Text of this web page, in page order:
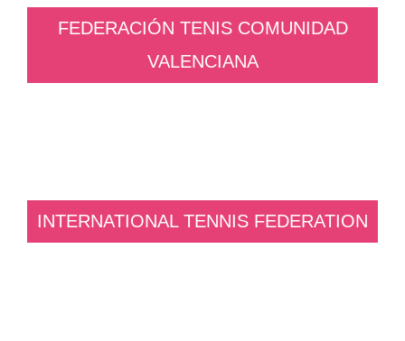
FEDERACIÓN TENIS COMUNIDAD
VALENCIANA
INTERNATIONAL TENNIS FEDERATION